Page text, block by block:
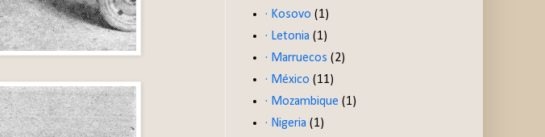
· Kosovo (1)
· Letonia (1)
· Marruecos (2)
· México (11)
· Mozambique (1)
· Nigeria (1)